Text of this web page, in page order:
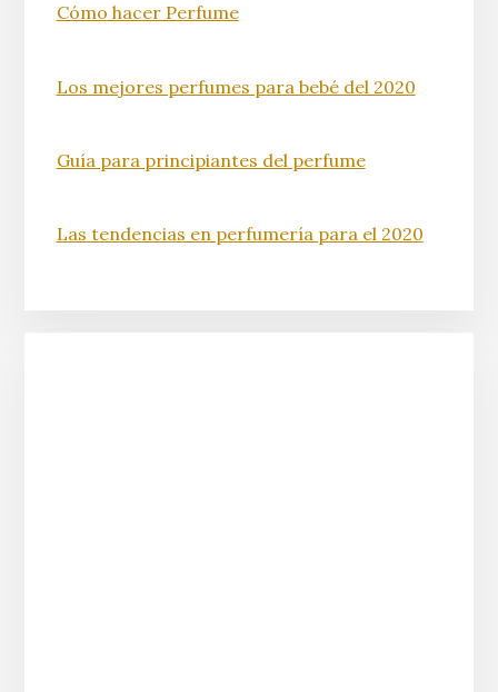
Cómo hacer Perfume
Los mejores perfumes para bebé del 2020
Guía para principiantes del perfume
Las tendencias en perfumería para el 2020